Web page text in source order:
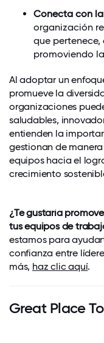
Conecta con
organización
que
promoviendo
Al adoptar un
promueve la
organizaciones
saludables,
entienden la
gestionan de
equipos hacia el
crecimiento
¿Te gustaría
tus equipos de
estamos para
confianza entre
más, haz clic aquí.
Great Place